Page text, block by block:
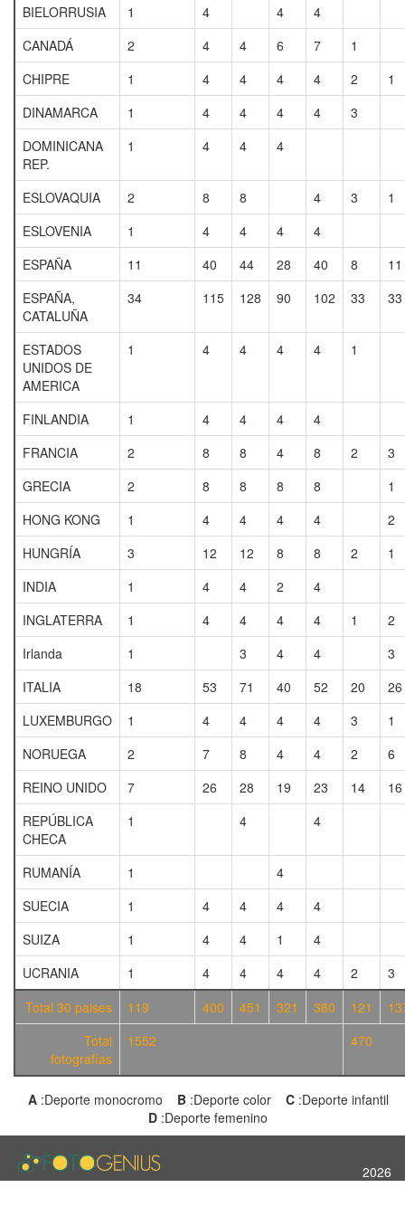
BIELORRUSIA
1 4 4
4
CANADÁ
2 4 4 6 7
1
CHIPRE
1 4 4 4 4 2
1
DINAMARCA
1 4 4 4 4
3
DOMINICANA
REP.
1 4 4 4
ESLOVAQUIA 2 8 8 4 3
1
ESLOVENIA
1 4 4 4
4
ESPAÑA
11 40 44 28 40 8
11
ESPAÑA,
CATALUÑA
34 115 128 90 102 33 33
ESTADOS
UNIDOS DE
AMERICA
1 4 4 4 4 1
FINLANDIA 1 4 4 4
4
FRANCIA
2 8 8 4 8 2
3
GRECIA
2 8 8 8 8
1
HONG KONG
1 4 4 4 4
2
HUNGRÍA
3 12 12 8 8 2
1
INDIA
1 4 4 2
4
INGLATERRA
1 4 4 4 4 1
2
Irlanda
1 3 4 4
3
ITALIA
18 53 71 40 52 20
26
LUXEMBURGO
1 4 4 4 4 3
1
NORUEGA
2 7 8 4 4 2
6
REINO UNIDO
7 26 28 19 23 14
16
REPÚBLICA
CHECA
1 4 4
RUMANÍA 1
4
SUECIA
1 4 4 4
4
SUIZA
1 4 4 1
4
UCRANIA
1 4 4 4 4 2
3
Total 30 paises
119 400 451 321 380 121
Total
fotografías
1552 470
A:Deporte monocromo B:Deporte color C:Deporte infantil
D :Deporte femenino
2026